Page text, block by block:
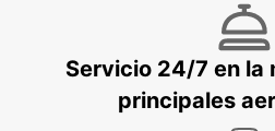
AEROPUERTO DE
Servicio 24/7 en la
principales